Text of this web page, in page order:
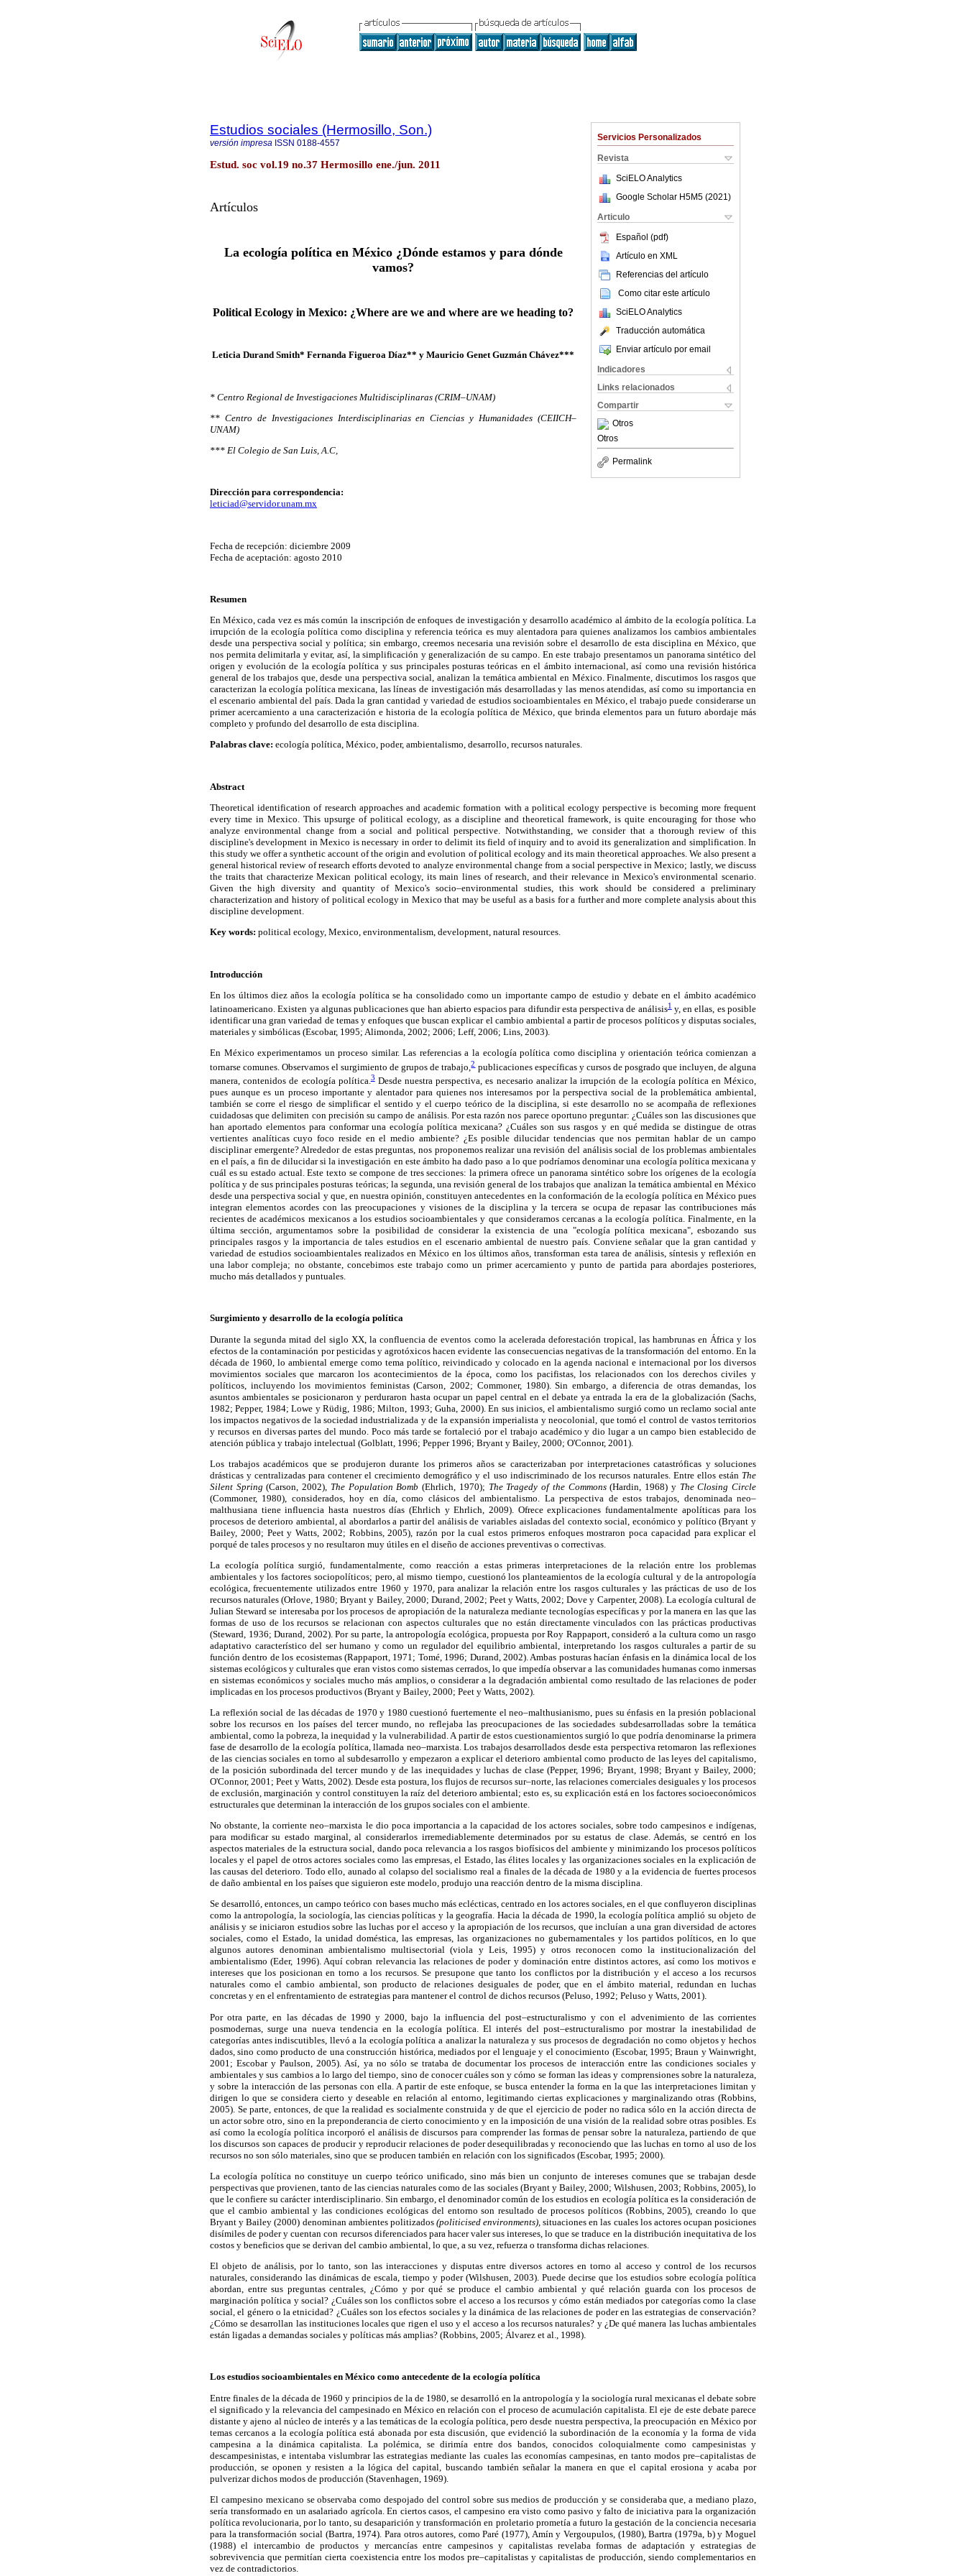
Servicios Personalizados
Revista
SciELO Analytics
Google Scholar H5M5 (2021 )
Articulo
Español (pdf)
Artículo en XML
Referencias del artículo
Como citar este artículo
SciELO Analytics
Traducción automática
Enviar artículo por email
Indicadores
Links relacionados
Compartir
Otros
Otros
Permalink
Estudios sociales (Hermosillo, Son.)
versión impresa ISSN 0188-4557
Estud. soc vol.19 no.37 Hermosillo ene./jun. 2011
Artículos
La ecología política en México ¿Dónde estamos y para dónde
vamos?
Political Ecology in Mexico: ¿Where are we and where are we heading to?
Leticia Durand Smith* Fernanda Figueroa Díaz** y Mauricio Genet Guzmán Chávez***
* Centro Regional de Investigaciones Multidisciplinaras (CRIM–UNAM)
** Centro de Investigaciones Interdisciplinarias en Ciencias y Humanidades (CEIICH–
UNAM)
*** El Colegio de San Luis, A.C,
Dirección para correspondencia:
leticiad@servidor.unam.mx
Fecha de recepción: diciembre 2009
Fecha de aceptación: agosto 2010
Resumen
En México, cada vez es más común la inscripción de enfoques de investigación y desarrollo académico al ámbito de la ecología política. La
irrupción de la ecología política como disciplina y referencia teórica es muy alentadora para quienes analizamos los cambios ambientales
desde una perspectiva social y política; sin embargo, creemos necesaria una revisión sobre el desarrollo de esta disciplina en México, que
nos permita delimitarla y evitar, así, la simplificación y generalización de su campo. En este trabajo presentamos un panorama sintético del
origen y evolución de la ecología política y sus principales posturas teóricas en el ámbito internacional, así como una revisión histórica
general de los trabajos que, desde una perspectiva social, analizan la temática ambiental en México. Finalmente, discutimos los rasgos que
caracterizan la ecología política mexicana, las líneas de investigación más desarrolladas y las menos atendidas, así como su importancia en
el escenario ambiental del país. Dada la gran cantidad y variedad de estudios socioambientales en México, el trabajo puede considerarse un
primer acercamiento a una caracterización e historia de la ecología política de México, que brinda elementos para un futuro abordaje más
completo y profundo del desarrollo de esta disciplina.
Palabras clave: ecología política, México, poder, ambientalismo, desarrollo, recursos naturales.
Abstract
Theoretical identification of research approaches and academic formation with a political ecology perspective is becoming more frequent
every time in Mexico. This upsurge of political ecology, as a discipline and theoretical framework, is quite encouraging for those who
analyze environmental change from a social and political perspective. Notwithstanding, we consider that a thorough review of this
discipline's development in Mexico is necessary in order to delimit its field of inquiry and to avoid its generalization and simplification. In
this study we offer a synthetic account of the origin and evolution of political ecology and its main theoretical approaches. We also present a
general historical review of research efforts devoted to analyze environmental change from a social perspective in Mexico; lastly, we discuss
the traits that characterize Mexican political ecology, its main lines of research, and their relevance in Mexico's environmental scenario.
Given the high diversity and quantity of Mexico's socio–environmental studies, this work should be considered a preliminary
characterization and history of political ecology in Mexico that may be useful as a basis for a further and more complete analysis about this
discipline development.
Key words: political ecology, Mexico, environmentalism, development, natural resources.
Introducción
En los últimos diez años la ecología política se ha consolidado como un importante campo de estudio y debate en el ámbito académico
latinoamericano. Existen ya algunas publicaciones que han abierto espacios para difundir esta perspectiva de análisis1y, en ellas, es posible
identificar una gran variedad de temas y enfoques que buscan explicar el cambio ambiental a partir de procesos políticos y disputas sociales,
materiales y simbólicas (Escobar, 1995; Alimonda, 2002; 2006; Leff, 2006; Lins, 2003).
En México experimentamos un proceso similar. Las referencias a la ecología política como disciplina y orientación teórica comienzan a
tornarse comunes. Observamos el surgimiento de grupos de trabajo,2publicaciones específicas y cursos de posgrado que incluyen, de alguna
manera, contenidos de ecología política.3Desde nuestra perspectiva, es necesario analizar la irrupción de la ecología política en México,
pues aunque es un proceso importante y alentador para quienes nos interesamos por la perspectiva social de la problemática ambiental,
también se corre el riesgo de simplificar el sentido y el cuerpo teórico de la disciplina, si este desarrollo no se acompaña de reflexiones
cuidadosas que delimiten con precisión su campo de análisis. Por esta razón nos parece oportuno preguntar: ¿Cuáles son las discusiones que
han aportado elementos para conformar una ecología política mexicana? ¿Cuáles son sus rasgos y en qué medida se distingue de otras
vertientes analíticas cuyo foco reside en el medio ambiente? ¿Es posible dilucidar tendencias que nos permitan hablar de un campo
disciplinar emergente? Alrededor de estas preguntas, nos proponemos realizar una revisión del análisis social de los problemas ambientales
en el país, a fin de dilucidar si la investigación en este ámbito ha dado paso a lo que podríamos denominar una ecología política mexicana y
cuál es su estado actual. Este texto se compone de tres secciones: la primera ofrece un panorama sintético sobre los orígenes de la ecología
política y de sus principales posturas teóricas; la segunda, una revisión general de los trabajos que analizan la temática ambiental en México
desde una perspectiva social y que, en nuestra opinión, constituyen antecedentes en la conformación de la ecología política en México pues
integran elementos acordes con las preocupaciones y visiones de la disciplina y la tercera se ocupa de repasar las contribuciones más
recientes de académicos mexicanos a los estudios socioambientales y que consideramos cercanas a la ecología política. Finalmente, en la
última sección, argumentamos sobre la posibilidad de considerar la existencia de una "ecología política mexicana", esbozando sus
principales rasgos y la importancia de tales estudios en el escenario ambiental de nuestro país. Conviene señalar que la gran cantidad y
variedad de estudios socioambientales realizados en México en los últimos años, transforman esta tarea de análisis, síntesis y reflexión en
una labor compleja; no obstante, concebimos este trabajo como un primer acercamiento y punto de partida para abordajes posteriores,
mucho más detallados y puntuales.
Surgimiento y desarrollo de la ecología política
Durante la segunda mitad del siglo XX, la confluencia de eventos como la acelerada deforestación tropical, las hambrunas en África y los
efectos de la contaminación por pesticidas y agrotóxicos hacen evidente las consecuencias negativas de la transformación del entorno. En la
década de 1960, lo ambiental emerge como tema político, reivindicado y colocado en la agenda nacional e internacional por los diversos
movimientos sociales que marcaron los acontecimientos de la época, como los pacifistas, los relacionados con los derechos civiles y
políticos, incluyendo los movimientos feministas (Carson, 2002; Commoner, 1980). Sin embargo, a diferencia de otras demandas, los
asuntos ambientales se posicionaron y perduraron hasta ocupar un papel central en el debate ya entrada la era de la globalización (Sachs,
1982; Pepper, 1984; Lowe y Rüdig, 1986; Milton, 1993; Guha, 2000). En sus inicios, el ambientalismo surgió como un reclamo social ante
los impactos negativos de la sociedad industrializada y de la expansión imperialista y neocolonial, que tomó el control de vastos territorios
y recursos en diversas partes del mundo. Poco más tarde se fortaleció por el trabajo académico y dio lugar a un campo bien establecido de
atención pública y trabajo intelectual (Golblatt, 1996; Pepper 1996; Bryant y Bailey, 2000; O'Connor, 2001).
Los trabajos académicos que se produjeron durante los primeros años se caracterizaban por interpretaciones catastróficas y soluciones
drásticas y centralizadas para contener el crecimiento demográfico y el uso indiscriminado de los recursos naturales. Entre ellos están The
Silent Spring(Carson, 2002), The Population Bomb(Ehrlich, 1970); The Tragedy of the Commons(Hardin, 1968) y The Closing Circle
(Commoner, 1980), considerados, hoy en día, como clásicos del ambientalismo. La perspectiva de estos trabajos, denominada neo–
malthusiana tiene influencia hasta nuestros días (Ehrlich y Ehrlich, 2009). Ofrece explicaciones fundamentalmente apolíticas para los
procesos de deterioro ambiental, al abordarlos a partir del análisis de variables aisladas del contexto social, económico y político (Bryant y
Bailey, 2000; Peet y Watts, 2002; Robbins, 2005), razón por la cual estos primeros enfoques mostraron poca capacidad para explicar el
porqué de tales procesos y no resultaron muy útiles en el diseño de acciones preventivas o correctivas.
La ecología política surgió, fundamentalmente, como reacción a estas primeras interpretaciones de la relación entre los problemas
ambientales y los factores sociopolíticos; pero, al mismo tiempo, cuestionó los planteamientos de la ecología cultural y de la antropología
ecológica, frecuentemente utilizados entre 1960 y 1970, para analizar la relación entre los rasgos culturales y las prácticas de uso de los
recursos naturales (Orlove, 1980; Bryant y Bailey, 2000; Durand, 2002; Peet y Watts, 2002; Dove y Carpenter, 2008). La ecología cultural de
Julian Steward se interesaba por los procesos de apropiación de la naturaleza mediante tecnologías específicas y por la manera en las que las
formas de uso de los recursos se relacionan con aspectos culturales que no están directamente vinculados con las prácticas productivas
(Steward, 1936; Durand, 2002). Por su parte, la antropología ecológica, propuesta por Roy Rappaport, consideró a la cultura como un rasgo
adaptativo característico del ser humano y como un regulador del equilibrio ambiental, interpretando los rasgos culturales a partir de su
función dentro de los ecosistemas (Rappaport, 1971; Tomé, 1996; Durand, 2002). Ambas posturas hacían énfasis en la dinámica local de los
sistemas ecológicos y culturales que eran vistos como sistemas cerrados, lo que impedía observar a las comunidades humanas como inmersas
en sistemas económicos y sociales mucho más amplios, o considerar a la degradación ambiental como resultado de las relaciones de poder
implicadas en los procesos productivos (Bryant y Bailey, 2000; Peet y Watts, 2002).
La reflexión social de las décadas de 1970 y 1980 cuestionó fuertemente el neo–malthusianismo, pues su énfasis en la presión poblacional
sobre los recursos en los países del tercer mundo, no reflejaba las preocupaciones de las sociedades subdesarrolladas sobre la temática
ambiental, como la pobreza, la inequidad y la vulnerabilidad. A partir de estos cuestionamientos surgió lo que podría denominarse la primera
fase de desarrollo de la ecología política, llamada neo–marxista. Los trabajos desarrollados desde esta perspectiva retomaron las reflexiones
de las ciencias sociales en torno al subdesarrollo y empezaron a explicar el deterioro ambiental como producto de las leyes del capitalismo,
de la posición subordinada del tercer mundo y de las inequidades y luchas de clase (Pepper, 1996; Bryant, 1998; Bryant y Bailey, 2000;
O'Connor, 2001; Peet y Watts, 2002). Desde esta postura, los flujos de recursos sur–norte, las relaciones comerciales desiguales y los procesos
de exclusión, marginación y control constituyen la raíz del deterioro ambiental; esto es, su explicación está en los factores socioeconómicos
estructurales que determinan la interacción de los grupos sociales con el ambiente.
No obstante, la corriente neo–marxista le dio poca importancia a la capacidad de los actores sociales, sobre todo campesinos e indígenas,
para modificar su estado marginal, al considerarlos irremediablemente determinados por su estatus de clase. Además, se centró en los
aspectos materiales de la estructura social, dando poca relevancia a los rasgos biofísicos del ambiente y minimizando los procesos políticos
locales y el papel de otros actores sociales como las empresas, el Estado, las élites locales y las organizaciones sociales en la explicación de
las causas del deterioro. Todo ello, aunado al colapso del socialismo real a finales de la década de 1980 y a la evidencia de fuertes procesos
de daño ambiental en los países que siguieron este modelo, produjo una reacción dentro de la misma disciplina.
Se desarrolló, entonces, un campo teórico con bases mucho más eclécticas, centrado en los actores sociales, en el que confluyeron disciplinas
como la antropología, la sociología, las ciencias políticas y la geografía. Hacia la década de 1990, la ecología política amplió su objeto de
análisis y se iniciaron estudios sobre las luchas por el acceso y la apropiación de los recursos, que incluían a una gran diversidad de actores
sociales, como el Estado, la unidad doméstica, las empresas, las organizaciones no gubernamentales y los partidos políticos, en lo que
algunos autores denominan ambientalismo multisectorial (viola y Leis, 1995) y otros reconocen como la institucionalización del
ambientalismo (Eder, 1996). Aquí cobran relevancia las relaciones de poder y dominación entre distintos actores, así como los motivos e
intereses que los posicionan en torno a los recursos. Se presupone que tanto los conflictos por la distribución y el acceso a los recursos
naturales como el cambio ambiental, son producto de relaciones desiguales de poder, que en el ámbito material, redundan en luchas
concretas y en el enfrentamiento de estrategias para mantener el control de dichos recursos (Peluso, 1992; Peluso y Watts, 2001).
Por otra parte, en las décadas de 1990 y 2000, bajo la influencia del post–estructuralismo y con el advenimiento de las corrientes
posmodernas, surge una nueva tendencia en la ecología política. El interés del post–estructuralismo por mostrar la inestabilidad de
categorías antes indiscutibles, llevó a la ecología política a analizar la naturaleza y sus procesos de degradación no como objetos y hechos
dados, sino como producto de una construcción histórica, mediados por el lenguaje y el conocimiento (Escobar, 1995; Braun y Wainwright,
2001; Escobar y Paulson, 2005). Así, ya no sólo se trataba de documentar los procesos de interacción entre las condiciones sociales y
ambientales y sus cambios a lo largo del tiempo, sino de conocer cuáles son y cómo se forman las ideas y comprensiones sobre la naturaleza,
y sobre la interacción de las personas con ella. A partir de este enfoque, se busca entender la forma en la que las interpretaciones limitan y
dirigen lo que se considera cierto y deseable en relación al entorno, legitimando ciertas explicaciones y marginalizando otras (Robbins,
2005). Se parte, entonces, de que la realidad es socialmente construida y de que el ejercicio de poder no radica sólo en la acción directa de
un actor sobre otro, sino en la preponderancia de cierto conocimiento y en la imposición de una visión de la realidad sobre otras posibles. Es
así como la ecología política incorporó el análisis de discursos para comprender las formas de pensar sobre la naturaleza, partiendo de que
los discursos son capaces de producir y reproducir relaciones de poder desequilibradas y reconociendo que las luchas en torno al uso de los
recursos no son sólo materiales, sino que se producen también en relación con los significados (Escobar, 1995; 2000).
La ecología política no constituye un cuerpo teórico unificado, sino más bien un conjunto de intereses comunes que se trabajan desde
perspectivas que provienen, tanto de las ciencias naturales como de las sociales (Bryant y Bailey, 2000; Wilshusen, 2003; Robbins, 2005), lo
que le confiere su carácter interdisciplinario. Sin embargo, el denominador común de los estudios en ecología política es la consideración de
que el cambio ambiental y las condiciones ecológicas del entorno son resultado de procesos políticos (Robbins, 2005), creando lo que
Bryant y Bailey (2000) denominan ambientes politizados (politicised environments),situaciones en las cuales los actores ocupan posiciones
disímiles de poder y cuentan con recursos diferenciados para hacer valer sus intereses, lo que se traduce en la distribución inequitativa de los
costos y beneficios que se derivan del cambio ambiental, lo que, a su vez, refuerza o transforma dichas relaciones.
El objeto de análisis, por lo tanto, son las interacciones y disputas entre diversos actores en torno al acceso y control de los recursos
naturales, considerando las dinámicas de escala, tiempo y poder (Wilshusen, 2003). Puede decirse que los estudios sobre ecología política
abordan, entre sus preguntas centrales, ¿Cómo y por qué se produce el cambio ambiental y qué relación guarda con los procesos de
marginación política y social? ¿Cuáles son los conflictos sobre el acceso a los recursos y cómo están mediados por categorías como la clase
social, el género o la etnicidad? ¿Cuáles son los efectos sociales y la dinámica de las relaciones de poder en las estrategias de conservación?
¿Cómo se desarrollan las instituciones locales que rigen el uso y el acceso a los recursos naturales? y ¿De qué manera las luchas ambientales
están ligadas a demandas sociales y políticas más amplias? (Robbins, 2005; Álvarez et al., 1998).
Los estudios socioambientales en México como antecedente de la ecología política
Entre finales de la década de 1960 y principios de la de 1980, se desarrolló en la antropología y la sociología rural mexicanas el debate sobre
el significado y la relevancia del campesinado en México en relación con el proceso de acumulación capitalista. El eje de este debate parece
distante y ajeno al núcleo de interés y a las temáticas de la ecología política, pero desde nuestra perspectiva, la preocupación en México por
temas cercanos a la ecología política está abonada por esta discusión, que evidenció la subordinación de la economía y la forma de vida
campesina a la dinámica capitalista. La polémica, se dirimía entre dos bandos, conocidos coloquialmente como campesinistas y
descampesinistas, e intentaba vislumbrar las estrategias mediante las cuales las economías campesinas, en tanto modos pre–capitalistas de
producción, se oponen y resisten a la lógica del capital, buscando también señalar la manera en que el capital erosiona y acaba por
pulverizar dichos modos de producción (Stavenhagen, 1969).
El campesino mexicano se observaba como despojado del control sobre sus medios de producción y se consideraba que, a mediano plazo,
sería transformado en un asalariado agrícola. En ciertos casos, el campesino era visto como pasivo y falto de iniciativa para la organización
política revolucionaria, por lo tanto, su desaparición y transformación en proletario prometía a futuro la gestación de la conciencia necesaria
para la transformación social (Bartra, 1974). Para otros autores, como Paré (1977), Amín y Vergoupulos, (1980), Bartra (1979a, b) y Moguel
(1988) el intercambio de productos y mercancías entre campesinos y capitalistas revelaba formas de adaptación y estrategias de
sobrevivencia que permitían cierta coexistencia entre los modos pre–capitalistas y capitalistas de producción, siendo complementarios en
vez de contradictorios.